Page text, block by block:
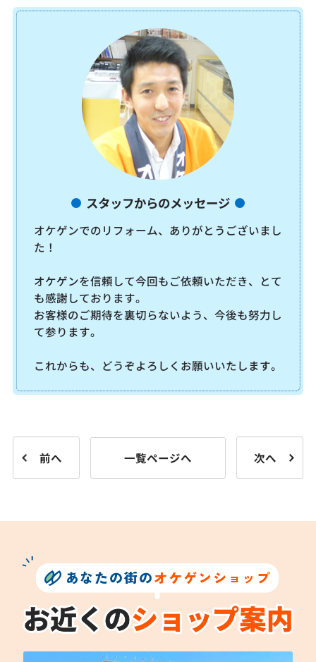
スタッフからのメッセージ
オケゲンでのリフォーム、ありがとうございまし
た！
オケゲンを信頼して今回もご依頼いただき、とて
も感謝しております。
お客様のご期待を裏切らないよう、今後も努力し
て参ります。
これからも、どうぞよろしくお願いいたします。
前へ 一覧ページへ 次へ
あなたの街のオケゲンショップ